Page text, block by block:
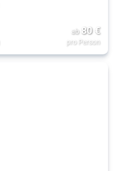
ab 80€
pro Person